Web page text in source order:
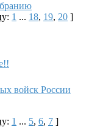
1 ... 18, 19, 20 ]
войск России
1 ... 5, 6, 7 ]